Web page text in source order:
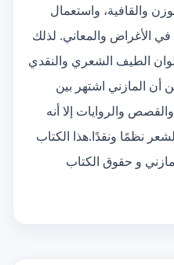
والقافية، واستعمال
في الأغراض والمعاني. لذلك
الطيف الشعري والنقدي
المازني اشتهر بين
والروايات إلا أنه
نظمًا ونقدًا.هذا الكتاب
و حقوق الكتاب